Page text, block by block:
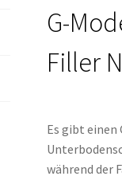
G-
Filler
Es gibt einen
während der